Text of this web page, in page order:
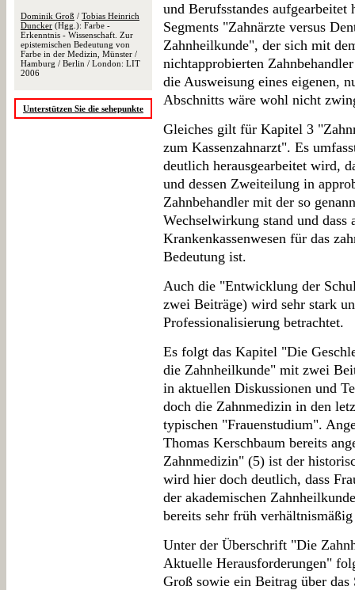
Dominik Groß / Tobias Heinrich
Duncker (Hgg.): Farbe -
Erkenntnis - Wissenschaft. Zur
epistemischen Bedeutung von
Farbe in der Medizin, Münster /
Hamburg / Berlin / London: LIT
2006
Unterstützen Sie die sehepunkte
und Berufsstandes
Segments "Zahnärzte versus
Zahnheilkunde", der sich mit
nichtapprobierten
die Ausweisung eines eigenen,
Abschnitts wäre wohl nicht
Gleiches gilt für Kapitel 3
zum Kassenzahnarzt". Es
deutlich herausgearbeitet wird,
und dessen Zweiteilung in
Zahnbehandler mit der so
Wechselwirkung stand und dass
Krankenkassenwesen für das
Bedeutung ist.
Auch die "Entwicklung der
zwei Beiträge) wird sehr stark
Professionalisierung betrachtet.
Es folgt das Kapitel "Die
die Zahnheilkunde" mit zwei
in aktuellen Diskussionen und
doch die Zahnmedizin in den
typischen "Frauenstudium".
Thomas Kerschbaum bereits
Zahnmedizin" (5) ist der
wird hier doch deutlich, dass
der akademischen
bereits sehr früh
Unter der Überschrift "Die
Aktuelle Herausforderungen"
Groß sowie ein Beitrag über